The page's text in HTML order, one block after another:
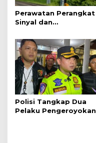
Perawatan Perangkat
Sinyal dan
Perjalanan Kereta Api
Polisi Tangkap Dua
Pelaku Pengeroyokan